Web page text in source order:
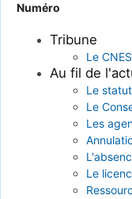
Numéro
Tribune
Le
Au fil de
Le
Le
Les
Le